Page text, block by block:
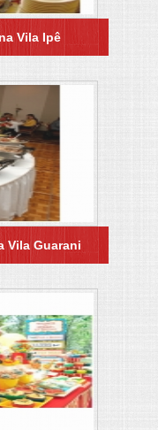
Vila Ipê
Vila Guarani